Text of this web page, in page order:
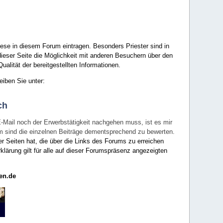
in diesem Forum eintragen. Besonders Priester sind in
Seite die Möglichkeit mit anderen Besuchern über den
der bereitgestellten Informationen.
Sie unter:
noch der Erwerbstätigkeit nachgehen muss, ist es mir
die einzelnen Beiträge dementsprechend zu bewerten.
Seiten hat, die über die Links des Forums zu erreichen
gilt für alle auf dieser Forumspräsenz angezeigten